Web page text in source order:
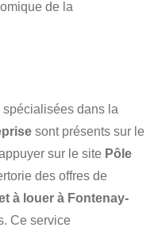
de la
dans la
sont présents sur le
sur le site Pôle
des offres de
à louer à Fontenay-
Ce service